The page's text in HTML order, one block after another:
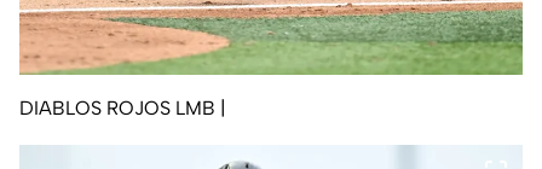
DIABLOS ROJOS LMB